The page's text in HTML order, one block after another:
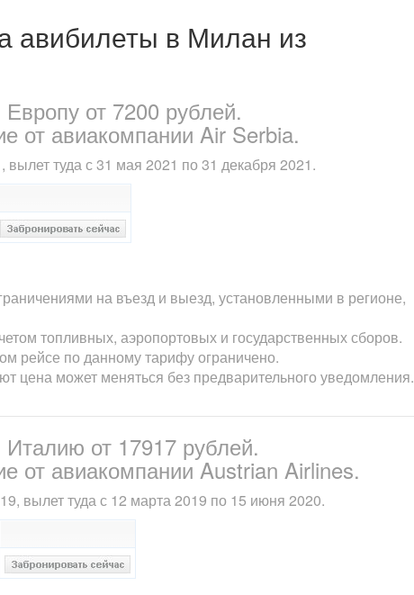
авибилеты в Милан из
от 7200 рублей.
от авиакомпании Air Serbia.
туда с 31 мая 2021 по 31 декабря 2021.
на въезд и выезд, установленными в регионе,
топливных, аэропортовых и государственных сборов.
рейсе по данному тарифу ограничено.
цена может меняться без предварительного уведомления.
от 17917 рублей.
от авиакомпании Austrian Airlines.
вылет туда с 12 марта 2019 по 15 июня 2020.